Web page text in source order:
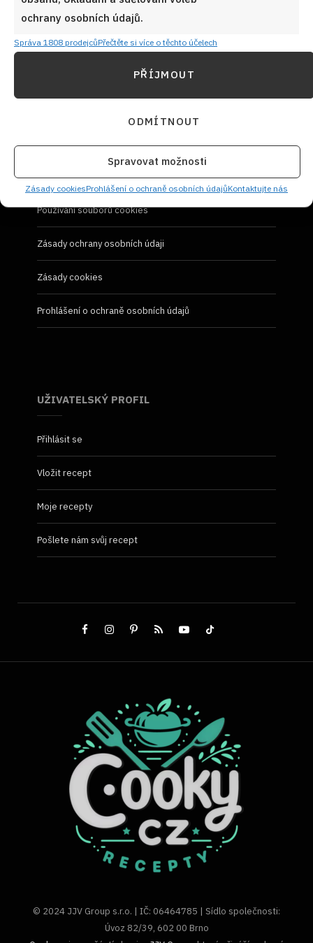
ochrany osobních údajů.
Správa 1808 prodejcůPřečtěte si více o těchto účelech
PŘÍJMOUT
ODMÍTNOUT
Spravovat možnosti
Zásady cookiesProhlášení o ochraně osobních údajůKontaktujte nás
Naši kuchaři
O nás
Kontaktujte nás
Používání souborů cookies
Zásady ochrany osobních údaji
Zásady cookies
Prohlášení o ochraně osobních údajů
UŽIVATELSKÝ PROFIL
Přihlásit se
Vložit recept
Moje recepty
Pošlete nám svůj recept
© 2024 JJV Group s.r.o. | IČ: 06464785 | Sídlo společnosti:
Úvoz 82/39, 602 00 Brno